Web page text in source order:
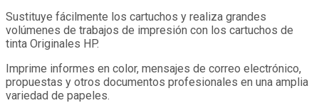
Sustituye fácilmente los cartuchos y realiza grandes
volúmenes de trabajos de impresión con los cartuchos de
tinta Originales HP.
Imprime informes en color, mensajes de correo electrónico,
propuestas y otros documentos profesionales en una amplia
variedad de papeles.